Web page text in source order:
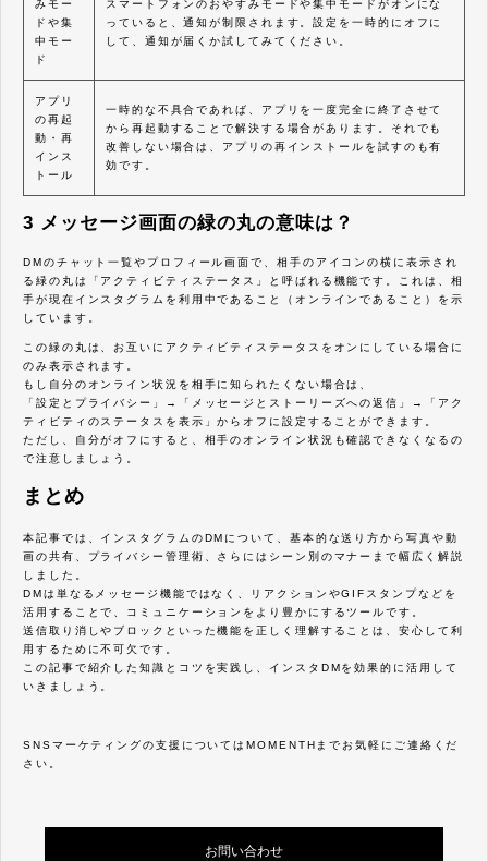
みモー
ドや集
中モー
ド
スマートフォンのおやすみモードや集中モードがオンにな
っていると、通知が制限されます。設定を一時的にオフに
して、通知が届くか試してみてください。
アプリ
の再起
動・再
インス
トール
一時的な不具合であれば、アプリを一度完全に終了させて
から再起動することで解決する場合があります。それでも
改善しない場合は、アプリの再インストールを試すのも有
効です。
3 メッセージ画面の緑の丸の意味は？
DMのチャット一覧やプロフィール画面で、相手のアイコンの横に表示され
る緑の丸は「アクティビティステータス」と呼ばれる機能です。これは、相
手が現在インスタグラムを利用中であること（オンラインであること）を示
しています。
この緑の丸は、お互いにアクティビティステータスをオンにしている場合に
のみ表示されます。
もし自分のオンライン状況を相手に知られたくない場合は、
「設定とプライバシー」→「メッセージとストーリーズへの返信」→「アク
ティビティのステータスを表示」からオフに設定することができます。
ただし、自分がオフにすると、相手のオンライン状況も確認できなくなるの
で注意しましょう。
まとめ
本記事では、インスタグラムのDMについて、基本的な送り方から写真や動
画の共有、プライバシー管理術、さらにはシーン別のマナーまで幅広く解説
しました。
DMは単なるメッセージ機能ではなく、リアクションやGIFスタンプなどを
活用することで、コミュニケーションをより豊かにするツールです。
送信取り消しやブロックといった機能を正しく理解することは、安心して利
用するために不可欠です。
この記事で紹介した知識とコツを実践し、インスタDMを効果的に活用して
いきましょう。
SNSマーケティングの支援についてはMOMENTHまでお気軽にご連絡くだ
さい。
お問い合わせ